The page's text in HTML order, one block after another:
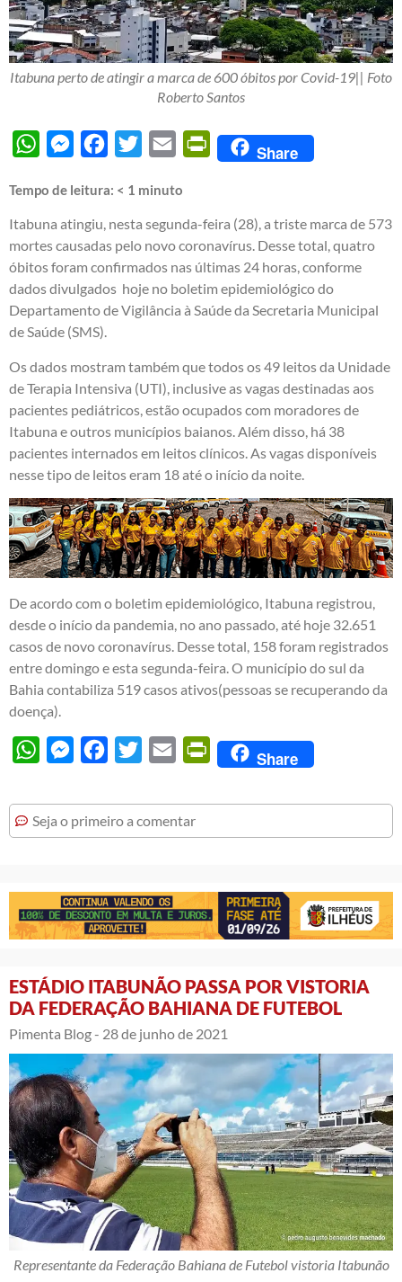
Itabuna perto de atingir a marca de 600 óbitos por Covid-19|| Foto
Roberto Santos
WhatsAppMessengerFacebook
Twitter Email PrintFriendly
Share
Tempo de leitura: < 1 minuto
Itabuna atingiu, nesta segunda-feira (28), a triste marca de 573
mortes causadas pelo novo coronavírus. Desse total, quatro
óbitos foram confirmados nas últimas 24 horas, conforme
dados divulgados hoje no boletim epidemiológico do
Departamento de Vigilância à Saúde da Secretaria Municipal
de Saúde (SMS).
Os dados mostram também que todos os 49 leitos da Unidade
de Terapia Intensiva (UTI), inclusive as vagas destinadas aos
pacientes pediátricos, estão ocupados com moradores de
Itabuna e outros municípios baianos. Além disso, há 38
pacientes internados em leitos clínicos. As vagas disponíveis
nesse tipo de leitos eram 18 até o início da noite.
De acordo com o boletim epidemiológico, Itabuna registrou,
desde o início da pandemia, no ano passado, até hoje 32.651
casos de novo coronavírus. Desse total, 158 foram registrados
entre domingo e esta segunda-feira. O município do sul da
Bahia contabiliza 519 casos ativos(pessoas se recuperando da
doença).
WhatsAppMessengerFacebook
Twitter Email PrintFriendly
Share
Seja o primeiro a comentar
ESTÁDIO ITABUNÃO PASSA POR VISTORIA
DA FEDERAÇÃO BAHIANA DE FUTEBOL
Pimenta Blog - 28 de junho de 2021
Representante da Federação Bahiana de Futebol vistoria Itabunão